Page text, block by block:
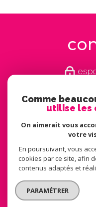
© 2026 | Tous droits
Nos honoraires
Plan du site
Comme
utilise les
On aimerait vous
votre
En poursuivant, vous
cookies par ce site, afin
contenus adaptés et
PARAMÉTRER